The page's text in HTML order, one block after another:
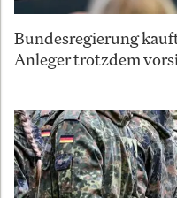
Bundesregierung
Anleger trotzdem